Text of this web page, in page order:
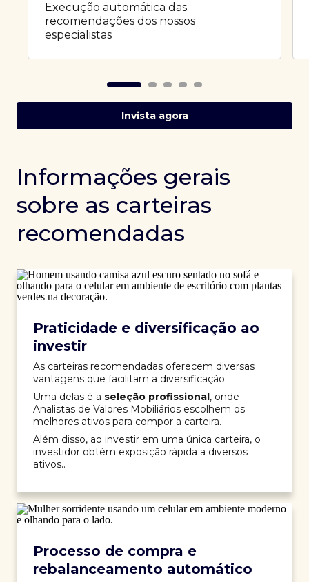
Execução automática das
recomendações dos nossos
especialistas
Invista agora
Informações gerais
sobre as carteiras
recomendadas
Praticidade e diversificação ao
investir
As carteiras recomendadas oferecem diversas
vantagens que facilitam a diversificação.
Uma delas é a seleção profissional, onde
Analistas de Valores Mobiliários escolhem os
melhores ativos para compor a carteira.
Além disso, ao investir em uma única carteira, o
investidor obtém exposição rápida a diversos
ativos..
Processo de compra e
rebalanceamento automático